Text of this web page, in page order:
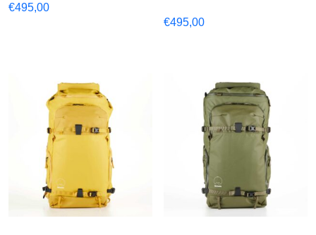
€495,00
€495,00